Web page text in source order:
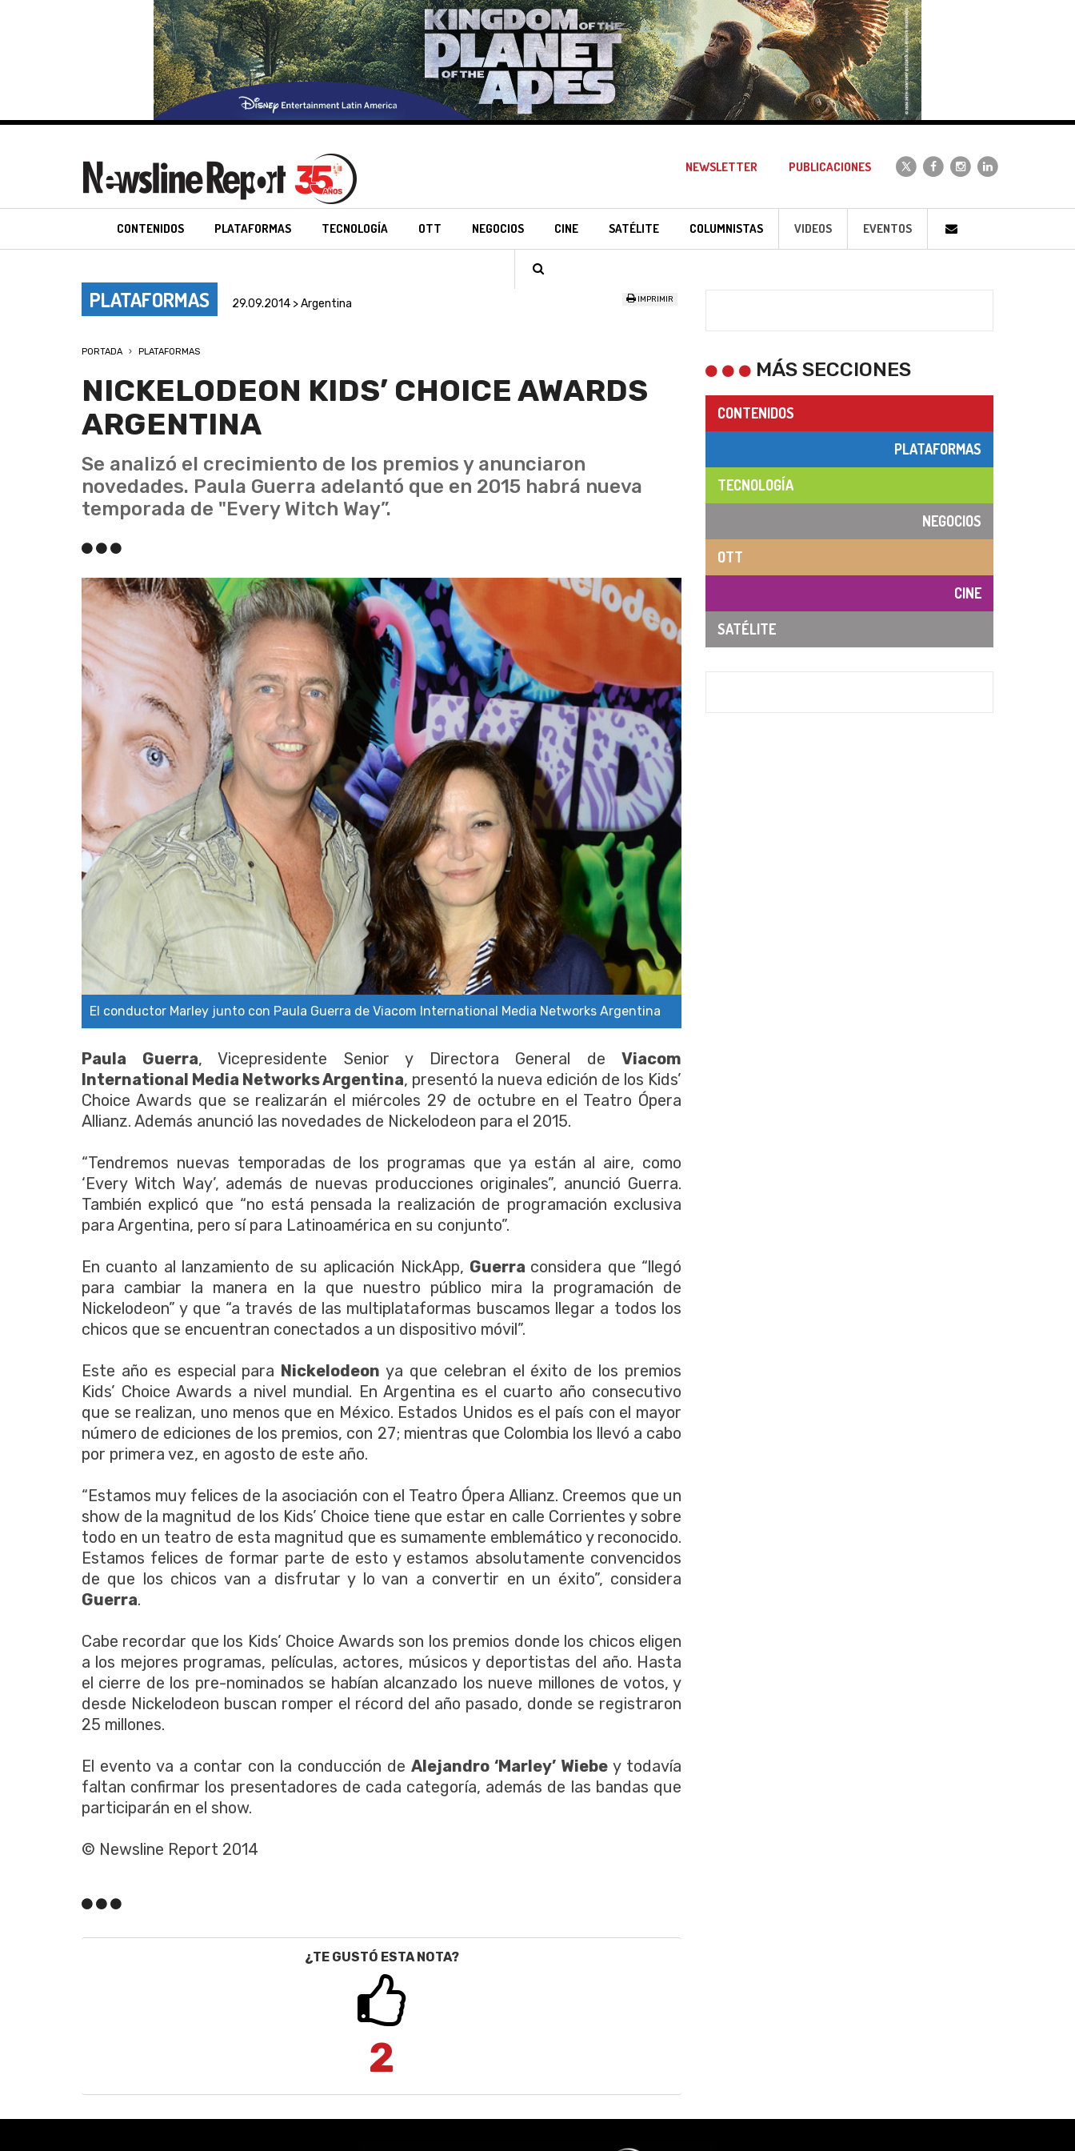
NEWSLETTER PUBLICACIONES
CONTENIDOS PLATAFORMAS TECNOLOGÍA OTT NEGOCIOS CINE SATÉLITE COLUMNISTAS VIDEOS EVENTOS
PLATAFORMAS 29.09.2014 > Argentina IMPRIMIR
PORTADA PLATAFORMAS
NICKELODEON KIDS’ CHOICE AWARDS
ARGENTINA
Se analizó el crecimiento de los premios y anunciaron
novedades. Paula Guerra adelantó que en 2015 habrá nueva
temporada de "Every Witch Way”.
El conductor Marley junto con Paula Guerra de Viacom International Media Networks Argentina
Paula Guerra, Vicepresidente Senior y Directora General de Viacom
International Media Networks Argentina, presentó la nueva edición de los Kids’
Choice Awards que se realizarán el miércoles 29 de octubre en el Teatro Ópera
Allianz. Además anunció las novedades de Nickelodeon para el 2015.
“Tendremos nuevas temporadas de los programas que ya están al aire, como
‘Every Witch Way’, además de nuevas producciones originales”, anunció Guerra.
También explicó que “no está pensada la realización de programación exclusiva
para Argentina, pero sí para Latinoamérica en su conjunto”.
En cuanto al lanzamiento de su aplicación NickApp, Guerra considera que “llegó
para cambiar la manera en la que nuestro público mira la programación de
Nickelodeon” y que “a través de las multiplataformas buscamos llegar a todos los
chicos que se encuentran conectados a un dispositivo móvil”.
Este año es especial para Nickelodeonya que celebran el éxito de los premios
Kids’ Choice Awards a nivel mundial. En Argentina es el cuarto año consecutivo
que se realizan, uno menos que en México. Estados Unidos es el país con el mayor
número de ediciones de los premios, con 27; mientras que Colombia los llevó a cabo
por primera vez, en agosto de este año.
“Estamos muy felices de la asociación con el Teatro Ópera Allianz. Creemos que un
show de la magnitud de los Kids’ Choice tiene que estar en calle Corrientes y sobre
todo en un teatro de esta magnitud que es sumamente emblemático y reconocido.
Estamos felices de formar parte de esto y estamos absolutamente convencidos
de que los chicos van a disfrutar y lo van a convertir en un éxito”, considera
Guerra.
Cabe recordar que los Kids’ Choice Awards son los premios donde los chicos eligen
a los mejores programas, películas, actores, músicos y deportistas del año. Hasta
el cierre de los pre-nominados se habían alcanzado los nueve millones de votos, y
desde Nickelodeon buscan romper el récord del año pasado, donde se registraron
25 millones.
El evento va a contar con la conducción de Alejandro ‘Marley’ Wiebe y todavía
faltan confirmar los presentadores de cada categoría, además de las bandas que
participarán en el show.
© Newsline Report 2014
¿TE GUSTÓ ESTA NOTA?
2
MÁS SECCIONES
CONTENIDOS
PLATAFORMAS
TECNOLOGÍA
NEGOCIOS
OTT
CINE
SATÉLITE